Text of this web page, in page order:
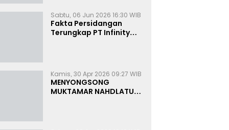
Sabtu, 06 Jun 2026 16:30 WIB
Fakta Persidangan
Terungkap PT Infinity
Kamis, 30 Apr 2026 09:27 WIB
MENYONGSONG
MUKTAMAR NAHDLATUL